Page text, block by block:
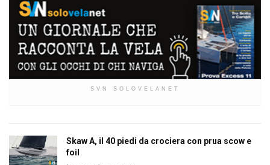
SVN SOLOVELANET
Skaw A, il 40 piedi da crociera con prua scow e
foil